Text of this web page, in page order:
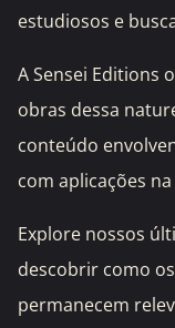
estudiosos e
A Sensei Editions
obras dessa
conteúdo
com aplicações
Explore nossos
descobrir como
permanecem